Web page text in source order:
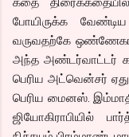
போயிருக்க
வருவதற்கே
அந்த அண்டர்வாட்டர்
பெரிய அட்வென்சர்
பெரிய மைனஸ்.
ஜியோகிராபியில்